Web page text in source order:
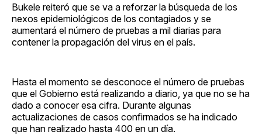
Bukele reiteró que se va a reforzar la búsqueda de los
nexos epidemiológicos de los contagiados y se
aumentará el número de pruebas a mil diarias para
contener la propagación del virus en el país.
Hasta el momento se desconoce el número de pruebas
que el Gobierno está realizando a diario, ya que no se ha
dado a conocer esa cifra. Durante algunas
actualizaciones de casos confirmados se ha indicado
que han realizado hasta 400 en un día.